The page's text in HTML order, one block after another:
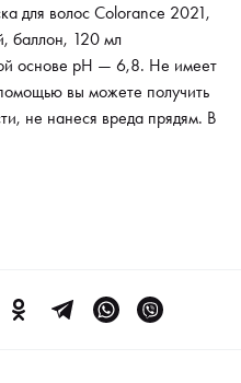
для волос Colorance 2021,
баллон, 120 мл
основе pH — 6,8. Не имеет
вы можете получить
не нанеся вреда прядям. В
разработки
локонов. Использование